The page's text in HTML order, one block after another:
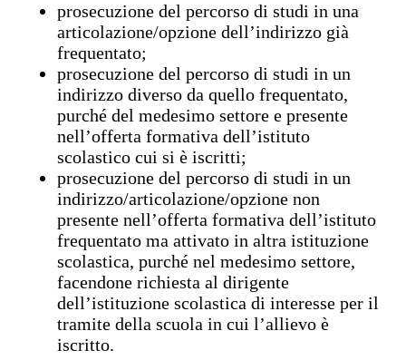
prosecuzione del percorso di studi in una
articolazione/opzione dell’indirizzo già
frequentato;
prosecuzione del percorso di studi in un
indirizzo diverso da quello frequentato,
purché del medesimo settore e presente
nell’offerta formativa dell’istituto
scolastico cui si è iscritti;
prosecuzione del percorso di studi in un
indirizzo/articolazione/opzione non
presente nell’offerta formativa dell’istituto
frequentato ma attivato in altra istituzione
scolastica, purché nel medesimo settore,
facendone richiesta al dirigente
dell’istituzione scolastica di interesse per il
tramite della scuola in cui l’allievo è
iscritto.